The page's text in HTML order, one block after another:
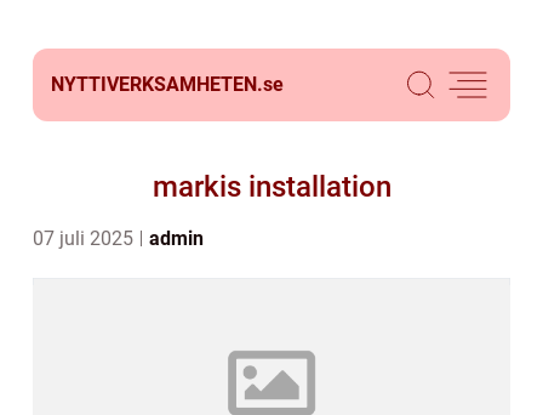
NYTTIVERKSAMHETEN.se
markis installation
07 juli 2025 admin